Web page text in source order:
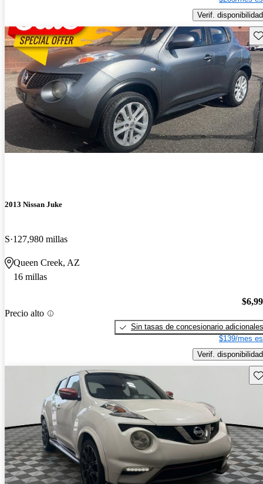
Verif. disponibilidad
2013 Nissan Juke
S 127,980 millas
Queen Creek, AZ
16 millas
Precio alto
Sin tasas de concesionario adicionales
$139/mes
Verif. disponibilidad